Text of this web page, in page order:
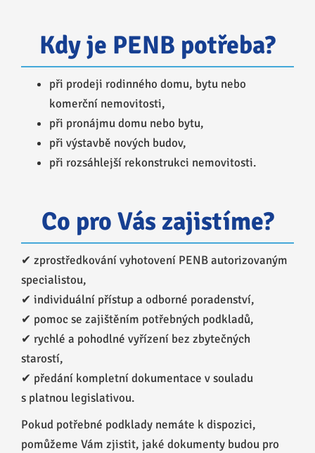
Kdy je PENB potřeba?
při prodeji rodinného domu, bytu nebo
komerční nemovitosti,
při pronájmu domu nebo bytu,
při výstavbě nových budov,
při rozsáhlejší rekonstrukci nemovitosti.
Co pro Vás zajistíme?
✔ zprostředkování vyhotovení PENB autorizovaným
specialistou,
✔ individuální přístup a odborné poradenství,
✔ pomoc se zajištěním potřebných podkladů,
✔ rychlé a pohodlné vyřízení bez zbytečných
starostí,
✔ předání kompletní dokumentace v souladu
s platnou legislativou.
Pokud potřebné podklady nemáte k dispozici,
pomůžeme Vám zjistit, jaké dokumenty budou pro